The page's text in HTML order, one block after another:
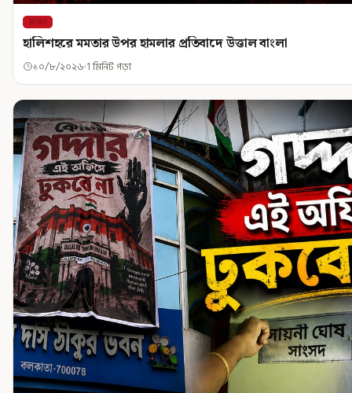
রাজ্য
হালিশহরে মমতার উপর হামলার প্রতিবাদে উত্তাল বাংলা
১০/৮/২০২৬ 1 মিনিট পড়া